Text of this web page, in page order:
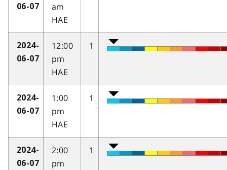
06-07
am
HAE
2024-
06-07
12:00
pm
HAE
1
2024-
06-07
1:00
pm
HAE
1
2024-
06-07
2:00
pm
1